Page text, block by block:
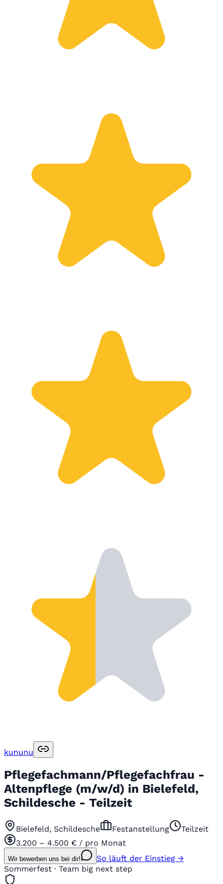
kununu
Pflegefachmann/Pflegefachfrau -
Altenpflege (m/w/d) in Bielefeld,
Schildesche - Teilzeit
Bielefeld, Schildesche Festanstellung
Teilzeit
3.200 – 4.500 € / pro Monat
Wir bewerben uns bei dir!
So läuft der Einstieg →
Sommerfest · Team big next step